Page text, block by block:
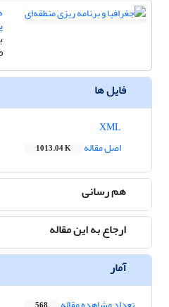
فایل ها
اصل مقاله
1013.04 K
هم رسانی
ارجاع به این مقاله
آمار